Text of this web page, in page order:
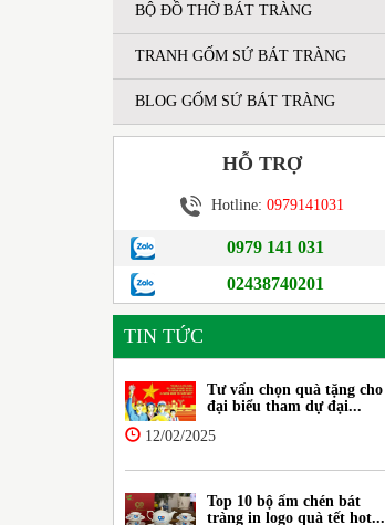
BỘ ĐỒ THỜ BÁT TRÀNG
TRANH GỐM SỨ BÁT TRÀNG
BLOG GỐM SỨ BÁT TRÀNG
HỖ TRỢ
Hotline: 0979141031
0979 141 031
02438740201
TIN TỨC
Tư vấn chọn quà tặng cho
đại biểu tham dự đại...
12/02/2025
Top 10 bộ ấm chén bát
tràng in logo quà tết hot...